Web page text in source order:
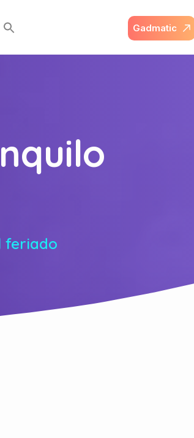
Gadmatic
feriado